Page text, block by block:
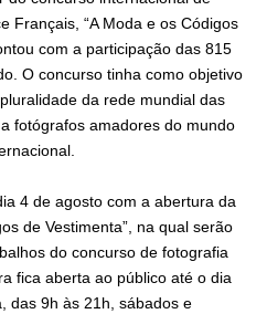
Français, “A Moda e os Códigos
com a participação das 815
O concurso tinha como objetivo
da rede mundial das
fotógrafos amadores do mundo
4 de agosto com a abertura da
de Vestimenta”, na qual serão
do concurso de fotografia
fica aberta ao público até o dia
das 9h às 21h, sábados e